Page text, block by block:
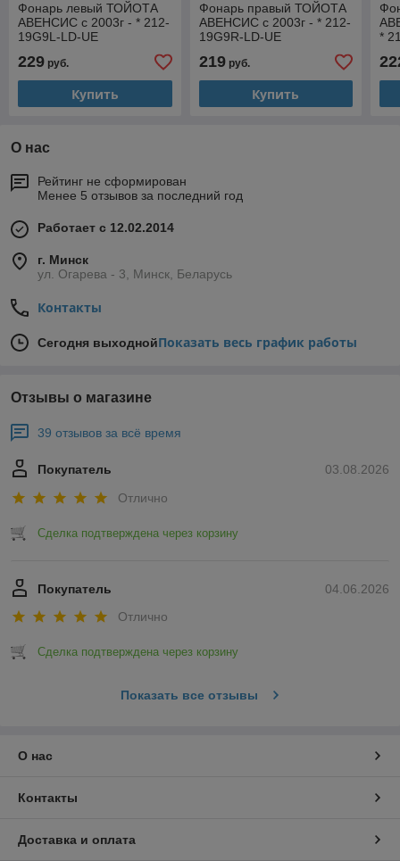
Фонарь левый ТОЙОТА
АВЕНСИС с 2003г - * 212-
19G9L-LD-UE
229 руб.
Купить
Фонарь правый ТОЙОТА
АВЕНСИС с 2003г - * 212-
19G9R-LD-UE
219руб.
Купить
*
О нас
Рейтинг не сформирован
Менее 5 отзывов за последний год
Работает с 12.02.2014
г. Минск
ул. Огарева - 3, Минск, Беларусь
Контакты
Сегодня выходнойПоказать весь график работы
Отзывы о магазине
39 отзывов за всё время
03.08.2026
Покупатель
Отлично
Сделка подтверждена через корзину
04.06.2026
Покупатель
Отлично
Сделка подтверждена через корзину
Показать все отзывы
О нас
Контакты
Доставка и оплата